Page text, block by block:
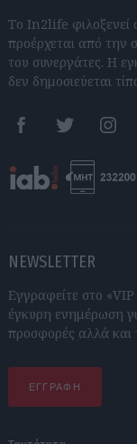
Το In2life φιλοξενεί
προέρχεται από την
του συνεργάτες. Η
δεν δημοσιεύεται
FacebookTwitter
NEWSLETTER
Εγγραφείτε στο
έγκυρη ενημέρωση
προσφορές αλλά και
ΕΓΓΡΑΦΗ